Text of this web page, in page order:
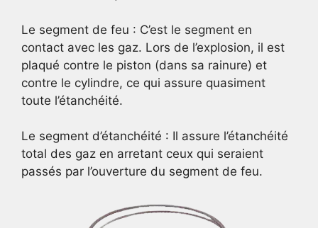
Le segment de feu : C’est le segment en
contact avec les gaz. Lors de l’explosion, il est
plaqué contre le piston (dans sa rainure) et
contre le cylindre, ce qui assure quasiment
toute l’étanchéité.
Le segment d’étanchéité : Il assure l’étanchéité
total des gaz en arretant ceux qui seraient
passés par l’ouverture du segment de feu.